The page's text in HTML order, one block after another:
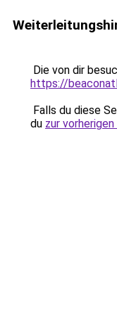
Die von dir
https://
Falls du diese
du zur